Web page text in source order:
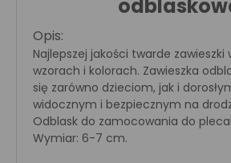
Opis:
Najlepszej jakości twarde zawieszki
wzorach i kolorach. Zawieszka
się zarówno dzieciom, jak i
widocznym i bezpiecznym na
Odblask do zamocowania do
Wymiar: 6-7 cm.